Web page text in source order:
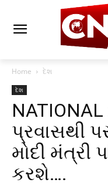
Home દેશ
દેશ
પ્રવાસથી
મોદી મંત્રી
કરશે….